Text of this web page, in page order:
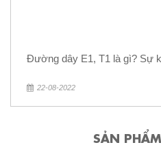
Đường dây E1, T1 là gì? Sự
22-08-2022
SẢN